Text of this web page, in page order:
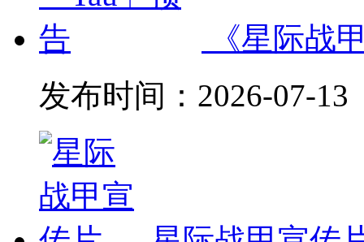
《星际战
发布时间： 2026-07-13